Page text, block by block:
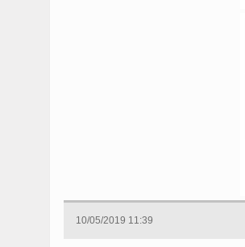
10/05/2019 11:39